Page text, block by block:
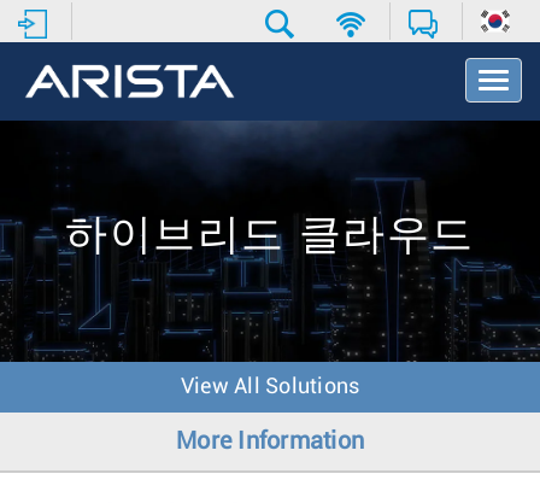
T
o
v
i
g
a
o
하이브리드 클라우드
View All Solutions
More Information